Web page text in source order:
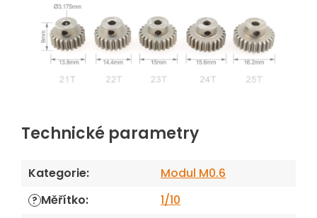
Technické parametry
Kategorie: Modul M0.6
? Měřítko:
1/10